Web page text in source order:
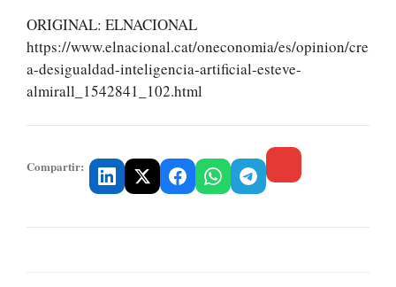
ORIGINAL: ELNACIONAL
https://www.elnacional.cat/oneconomia/es/opinion/cre
a-desigualdad-inteligencia-artificial-esteve-
almirall_1542841_102.html
Compartir: